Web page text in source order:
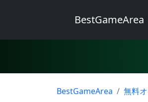
BestGameArea
BestGameArea 無料